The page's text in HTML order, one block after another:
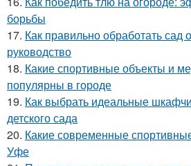
борьбы
17. Как правильно обработать сад
руководство
18. Какие спортивные объекты и
популярны в городе
19. Как выбрать идеальные
детского сада
20. Какие современные
Уфе